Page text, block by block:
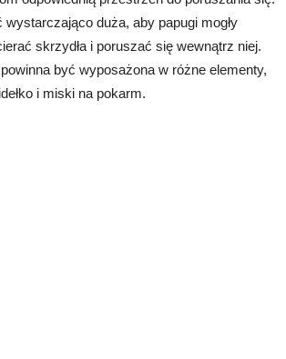
wystarczająco duża, aby papugi mogły
skrzydła i poruszać się wewnątrz niej.
być wyposażona w różne elementy,
i miski na pokarm.